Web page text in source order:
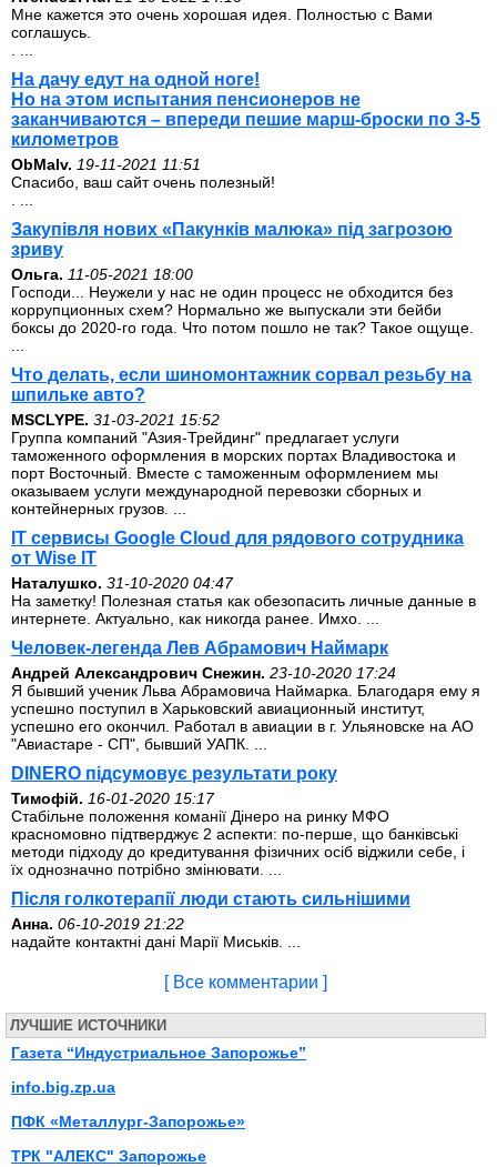
Мне кажется это очень хорошая идея. Полностью с Вами
соглашусь.
На дачу едут на одной ноге!
Но на этом испытания пенсионеров не
заканчиваются – впереди пешие марш-броски по 3-5
километров
ОbMalv. 19-11-2021 11:51
Спасибо, ваш сайт очень полезный!
Закупівля нових «Пакунків малюка» під загрозою
зриву
Ольга. 11-05-2021 18:00
Господи... Неужели у нас не один процесс не обходится без
коррупционных схем? Нормально же выпускали эти бейби
боксы до 2020-го года. Что потом пошло не так? Такое ощуще.
Что делать, если шиномонтажник сорвал резьбу на
шпильке авто?
MSCLYPE. 31-03-2021 15:52
Группа компаний "Азия-Трейдинг" предлагает услуги
таможенного оформления в морских портах Владивостока и
порт Восточный. Вместе с таможенным оформлением мы
оказываем услуги международной перевозки сборных и
контейнерных грузов. ...
IT сервисы Google Cloud для рядового сотрудника
от Wise IT
Наталушко. 31-10-2020 04:47
На заметку! Полезная статья как обезопасить личные данные в
интернете. Актуально, как никогда ранее. Имхо. ...
Человек-легенда Лев Абрамович Наймарк
Андрей Александрович Снежин. 23-10-2020 17:24
Я бывший ученик Льва Абрамовича Наймарка. Благодаря ему я
успешно поступил в Харьковский авиационный институт,
успешно его окончил. Работал в авиации в г. Ульяновске на АО
"Авиастаре - СП", бывший УАПК. ...
DINERO підсумовує результати року
Тимофій. 16-01-2020 15:17
Стабільне положення команії Дінеро на ринку МФО
красномовно підтверджує 2 аспекти: по-перше, що банківські
методи підходу до кредитування фізичних осіб віджили себе, і
їх однозначно потрібно змінювати. ...
Після голкотерапії люди стають сильнішими
Анна. 06-10-2019 21:22
надайте контактні дані Марії Миськів. ...
[ Все комментарии ]
ЛУЧШИЕ ИСТОЧНИКИ
Газета “Индустриальное Запорожье”
info.big.zp.ua
ПФК «Металлург-Запорожье»
ТРК "АЛЕКС" Запорожье